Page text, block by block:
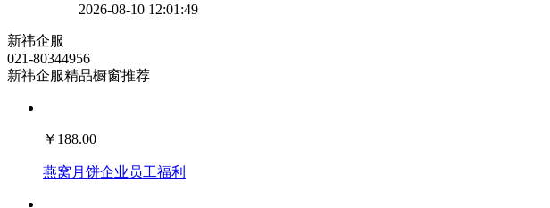
2026-08-10 12:01:49
新祎企服
021-80344956
新祎企服精品橱窗推荐
￥ 188.00
燕窝月饼企业员工福利